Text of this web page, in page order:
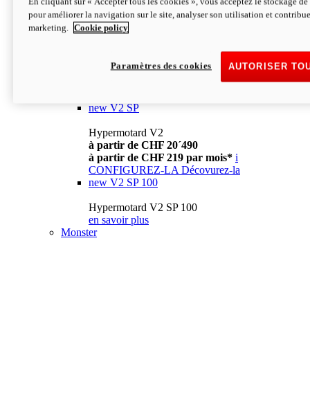
à partir de CHF 13´990 i
CONFIGUREZ-LA Décovurez-la
newV2
à partir de CHF 15´990
à partir de CHF 169 par mois* i
new V2 SP
Hypermotard V2
à partir de CHF 20´490
à partir de CHF 219 par mois* i
CONFIGUREZ-LA Décovurez-la
new V2 SP 100
Hypermotard V2 SP 100
en savoir plus
Monster
pour améliorer la navigation sur le site, analyser son utilisation et
marketing.
Cookie policy
AUTORISER
Paramètres des cookies